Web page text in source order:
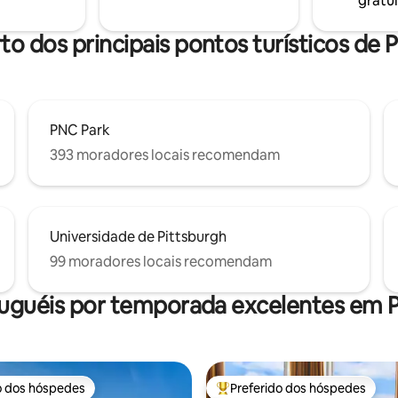
dos principais pontos turísticos de
PNC Park
393 moradores locais recomendam
Universidade de Pittsburgh
99 moradores locais recomendam
por temporada excelentes em
dos hóspedes Preferido dos hóspedes